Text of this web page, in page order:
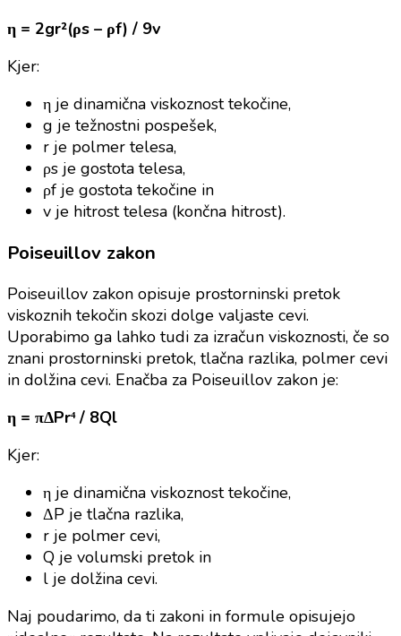
η = 2gr²(ρs – ρf) / 9v
Kjer:
η je dinamična viskoznost tekočine,
g je težnostni pospešek,
r je polmer telesa,
ρs je gostota telesa,
ρf je gostota tekočine in
v je hitrost telesa (končna hitrost).
Poiseuillov zakon
Poiseuillov zakon opisuje prostorninski pretok
viskoznih tekočin skozi dolge valjaste cevi.
Uporabimo ga lahko tudi za izračun viskoznosti, če so
znani prostorninski pretok, tlačna razlika, polmer cevi
in dolžina cevi. Enačba za Poiseuillov zakon je:
η = πΔPr⁴ / 8Ql
Kjer:
η je dinamična viskoznost tekočine,
ΔP je tlačna razlika,
r je polmer cevi,
Q je volumski pretok in
l je dolžina cevi.
Naj poudarimo, da ti zakoni in formule opisujejo